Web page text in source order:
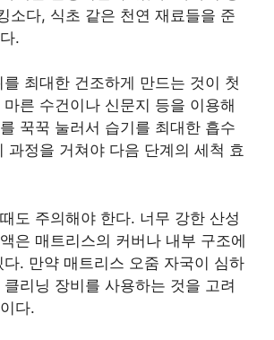
소다, 식초 같은 천연 재료들을 준
.
최대한 건조하게 만드는 것이 첫
른 수건이나 신문지 등을 이용해
꾹꾹 눌러서 습기를 최대한 흡수
과정을 거쳐야 다음 단계의 세척 효
도 주의해야 한다. 너무 강한 산성
은 매트리스의 커버나 내부 구조에
다. 만약 매트리스 오줌 자국이 심하
리닝 장비를 사용하는 것을 고려
다.